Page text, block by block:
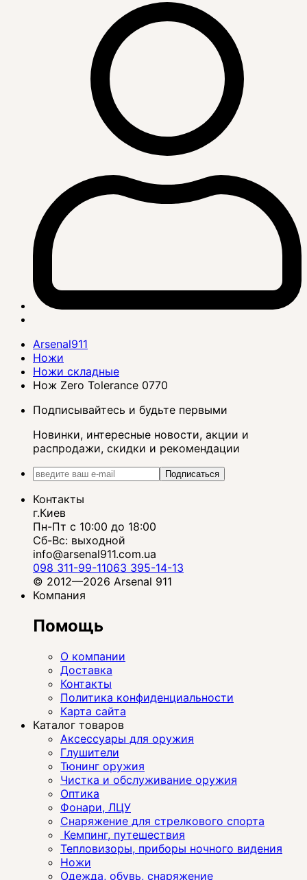
Arsenal911
Ножи
Ножи складные
Нож Zero Tolerance 0770
Подписывайтесь и будьте первыми
Новинки, интересные новости, акции и
распродажи, скидки и рекомендации
Подписаться
Контакты
г.Киев
Пн-Пт с 10:00 до 18:00
Сб-Вс: выходной
info@arsenal911.com.ua
098 311-99-11063 395-14-13
© 2012—2026 Arsenal 911
Компания
Помощь
О компании
Доставка
Контакты
Политика конфиденциальности
Карта сайта
Каталог товаров
Аксессуары для оружия
Глушители
Тюнинг оружия
Чистка и обслуживание оружия
Оптика
Фонари, ЛЦУ
Снаряжение для стрелкового спорта
Кемпинг, путешествия
Тепловизоры, приборы ночного видения
Ножи
Одежда, обувь, снаряжение